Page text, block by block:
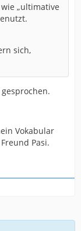
„ultimative
sich,
Vokabular
Pasi.